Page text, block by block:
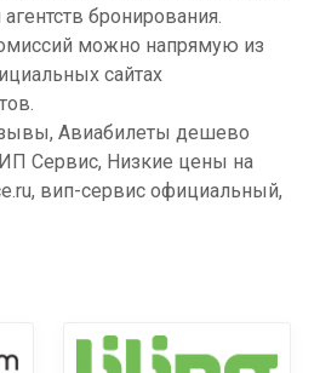
бронирования.
можно напрямую из
сайтах
Авиабилеты дешево
Сервис, Низкие цены на
вип-сервис официальный,